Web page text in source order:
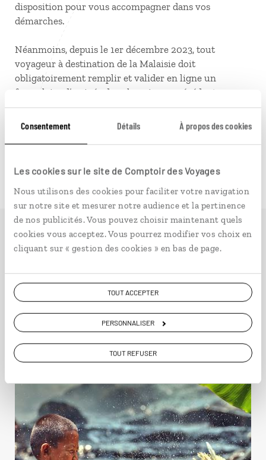
Consentement Détails À propos des cookies
Les cookies sur le site de Comptoir des Voyages
Nous utilisons des cookies pour faciliter votre navigation
sur notre site et mesurer notre audience et la pertinence
de nos publicités. Vous pouvez choisir maintenant quels
cookies vous acceptez. Vous pourrez modifier vos choix en
cliquant sur « gestion des cookies » en bas de page.
TOUT ACCEPTER
PERSONNALISER
TOUT REFUSER
disposition pour vous accompagner dans vos
démarches.
Néanmoins, depuis le 1er décembre 2023, tout
voyageur à destination de la Malaisie doit
obligatoirement remplir et valider en ligne un
formulaire d’arrivée dans les 3 jours précédant son
arrivée sur le territoire malaisien.
La liste des voyageurs concernés, ainsi que le
formulaire, dénommé Malaysian Digital Arrival Card
Idées de voyage en
Malaisie